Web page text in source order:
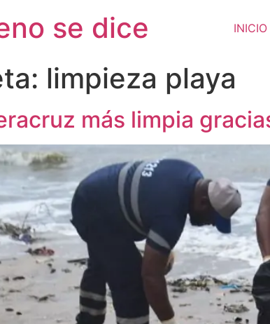
se dice INICIO
limpieza playa
más limpia